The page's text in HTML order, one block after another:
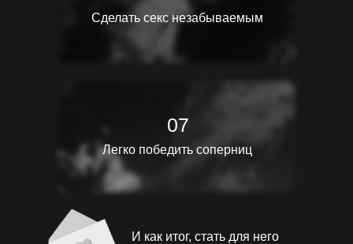
Сделать секс незабываемым
Легко победить соперниц
07
И как итог, стать для него